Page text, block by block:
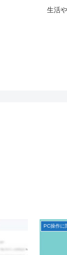
生活
PC操作に